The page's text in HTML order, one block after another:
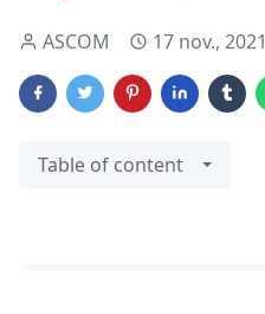
ASCOM 17 nov., 2021
Table of content